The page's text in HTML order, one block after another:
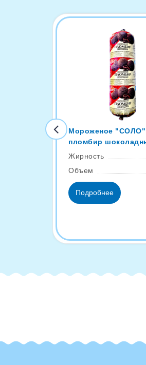
Мороженое "СОЛО"
пломбир
Жирность
Объем
Подробнее